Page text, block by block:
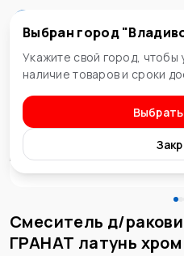
Владивосток
Выбран город "
Укажите свой город, чтобы
наличие товаров и сроки
Смеситель для раковины
Смеситель д/
ГРАНАТ латунь хром